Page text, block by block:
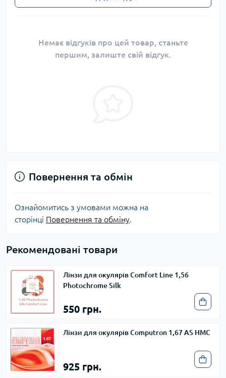
Немає відгуків про цей товар, станьте
першим, залиште свій відгук.
Повернення та обмін
Ознайомитись з умовами можна на
сторінці Повернення та обміну
Рекомендовані товари
Лінзи для окулярів Comfort Line 1,56
Photochrome Silk
550 грн.
Лінзи для окулярів Computron 1,67 AS HMC
925 грн.